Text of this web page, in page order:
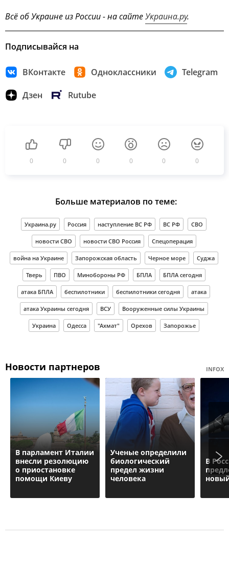
Всё об Украине из России - на сайтеУкраина.ру.
Подписывайся на
ВКонтакте Одноклассники Telegram
Дзен Rutube
0 0 0 0 0 0
Больше материалов по теме:
Украина.ру Россия наступление ВС РФ ВС РФ СВО
новости СВО новости СВО Россия Спецоперация
война на Украине Запорожская область Черное море Суджа
Тверь ПВО Минобороны РФ БПЛА БПЛА сегодня
атака БПЛА беспилотники беспилотники сегодня атака
атака Украины сегодня ВСУ Вооруженные силы Украины
Украина Одесса "Ахмат" Орехов Запорожье
Новости партнеров INFOX
В парламент Италии
внесли резолюцию
о приостановке
помощи Киеву
Ученые определили
биологический
предел жизни
человека
В